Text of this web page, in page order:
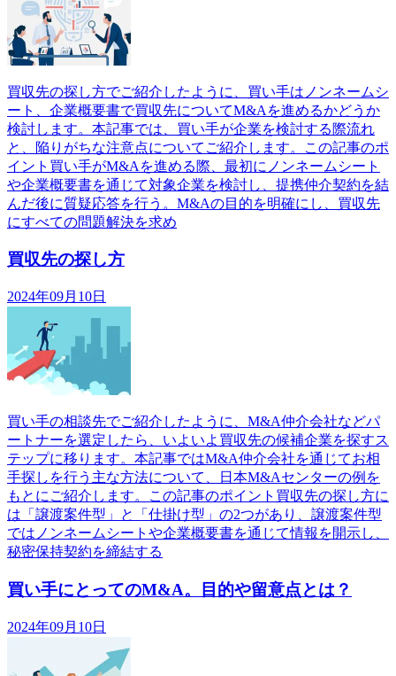
買収先の探し方でご紹介したように、買い手はノンネームシ
ート、企業概要書で買収先についてM&Aを進めるかどうか
検討します。本記事では、買い手が企業を検討する際流れ
と、陥りがちな注意点についてご紹介します。この記事のポ
イント買い手がM&Aを進める際、最初にノンネームシート
や企業概要書を通じて対象企業を検討し、提携仲介契約を結
んだ後に質疑応答を行う。M&Aの目的を明確にし、買収先
にすべての問題解決を求め
買収先の探し方
2024年09月10日
買い手の相談先でご紹介したように、M&A仲介会社などパ
ートナーを選定したら、いよいよ買収先の候補企業を探すス
テップに移ります。本記事ではM&A仲介会社を通じてお相
手探しを行う主な方法について、日本M&Aセンターの例を
もとにご紹介します。この記事のポイント買収先の探し方に
は「譲渡案件型」と「仕掛け型」の2つがあり、譲渡案件型
ではノンネームシートや企業概要書を通じて情報を開示し、
秘密保持契約を締結する
買い手にとってのM&A。目的や留意点とは？
2024年09月10日